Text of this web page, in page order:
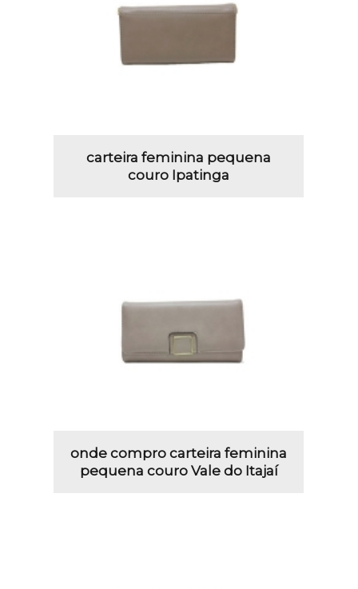
carteira feminina pequena
couro Ipatinga
onde compro carteira feminina
pequena couro Vale do Itajaí